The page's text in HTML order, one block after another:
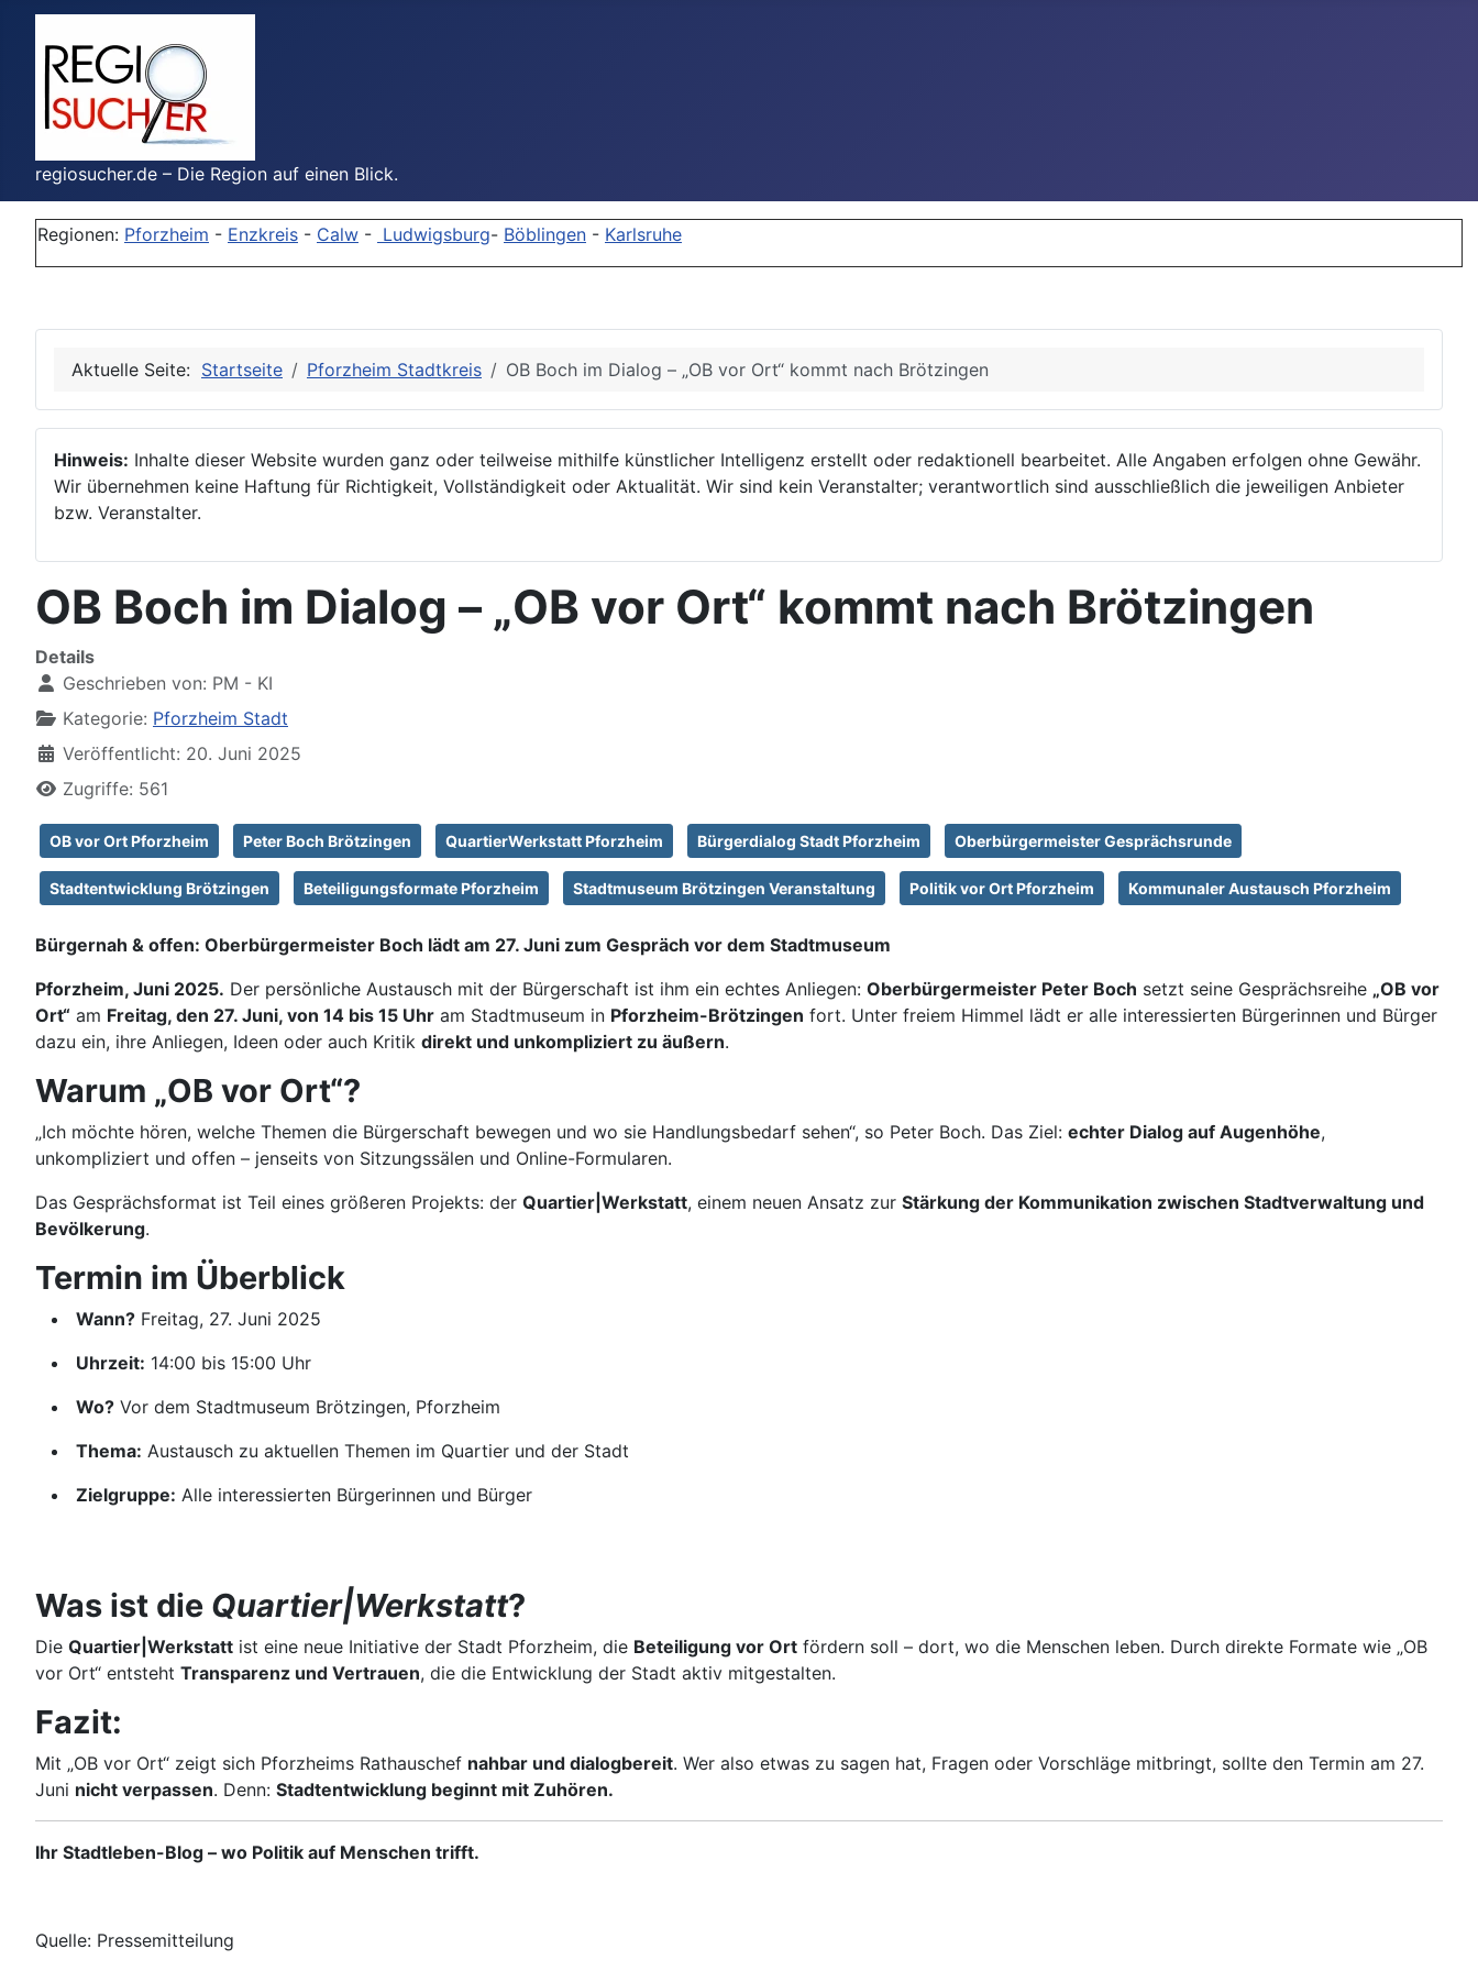
regiosucher.de – Die Region auf einen Blick.
Regionen: Pforzheim - Enzkreis - Calw - Ludwigsburg- Böblingen - Karlsruhe
Aktuelle Seite: Startseite Pforzheim Stadtkreis OB Boch im Dialog – „OB vor Ort“ kommt nach Brötzingen
Hinweis: Inhalte dieser Website wurden ganz oder teilweise mithilfe künstlicher Intelligenz erstellt oder redaktionell bearbeitet. Alle Angaben erfolgen ohne Gewähr.
Wir übernehmen keine Haftung für Richtigkeit, Vollständigkeit oder Aktualität. Wir sind kein Veranstalter; verantwortlich sind ausschließlich die jeweiligen Anbieter
bzw. Veranstalter.
OB Boch im Dialog – „OB vor Ort“ kommt nach Brötzingen
Details
Geschrieben von: PM - KI
Kategorie: Pforzheim Stadt
Veröffentlicht: 20. Juni 2025
Zugriffe: 561
OB vor Ort Pforzheim Peter Boch Brötzingen QuartierWerkstatt Pforzheim Bürgerdialog Stadt Pforzheim Oberbürgermeister Gesprächsrunde
Stadtentwicklung Brötzingen Beteiligungsformate Pforzheim Stadtmuseum Brötzingen Veranstaltung Politik vor Ort Pforzheim Kommunaler Austausch Pforzheim
Bürgernah & offen: Oberbürgermeister Boch lädt am 27. Juni zum Gespräch vor dem Stadtmuseum
Pforzheim, Juni 2025. Der persönliche Austausch mit der Bürgerschaft ist ihm ein echtes Anliegen: Oberbürgermeister Peter Boch setzt seine Gesprächsreihe „OB vor
Ort“ am Freitag, den 27. Juni, von 14 bis 15 Uhr am Stadtmuseum in Pforzheim-Brötzingen fort. Unter freiem Himmel lädt er alle interessierten Bürgerinnen und Bürger
dazu ein, ihre Anliegen, Ideen oder auch Kritik direkt und unkompliziert zu äußern.
Warum „OB vor Ort“?
„Ich möchte hören, welche Themen die Bürgerschaft bewegen und wo sie Handlungsbedarf sehen“, so Peter Boch. Das Ziel: echter Dialog auf Augenhöhe,
unkompliziert und offen – jenseits von Sitzungssälen und Online-Formularen.
Das Gesprächsformat ist Teil eines größeren Projekts: der Quartier|Werkstatt, einem neuen Ansatz zur Stärkung der Kommunikation zwischen Stadtverwaltung und
Bevölkerung.
Termin im Überblick
Wann? Freitag, 27. Juni 2025
Uhrzeit: 14:00 bis 15:00 Uhr
Wo? Vor dem Stadtmuseum Brötzingen, Pforzheim
Thema: Austausch zu aktuellen Themen im Quartier und der Stadt
Zielgruppe: Alle interessierten Bürgerinnen und Bürger
Was ist die Quartier|Werkstatt?
Die Quartier|Werkstatt ist eine neue Initiative der Stadt Pforzheim, die Beteiligung vor Ort fördern soll – dort, wo die Menschen leben. Durch direkte Formate wie „OB
vor Ort“ entsteht Transparenz und Vertrauen, die die Entwicklung der Stadt aktiv mitgestalten.
Fazit:
Mit „OB vor Ort“ zeigt sich Pforzheims Rathauschef nahbar und dialogbereit. Wer also etwas zu sagen hat, Fragen oder Vorschläge mitbringt, sollte den Termin am 27.
Juni nicht verpassen. Denn: Stadtentwicklung beginnt mit Zuhören.
Ihr Stadtleben-Blog – wo Politik auf Menschen trifft.
Quelle: Pressemitteilung